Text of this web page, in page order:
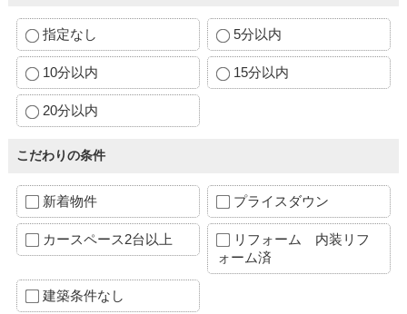
指定なし 5分以内
10分以内 15分以内
20分以内
こだわりの条件
新着物件 プライスダウン
カースペース2台以上
リフォーム 内装リフ
ォーム済
建築条件なし